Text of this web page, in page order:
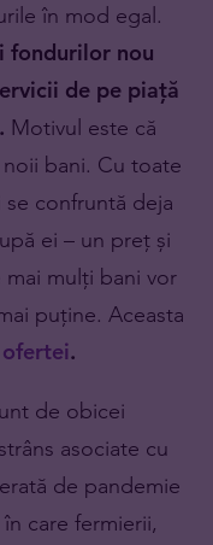
în mod egal.
fondurilor nou
de pe piață
Motivul este că
bani. Cu toate
confruntă deja
ei – un preț și
mulți bani vor
puține. Aceasta
.
de obicei
asociate cu
de pandemie
care fermierii,